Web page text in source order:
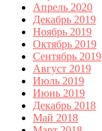
Апрель 2020
Декабрь 2019
Ноябрь 2019
Октябрь 2019
Сентябрь 2019
Август 2019
Июль 2019
Июнь 2019
Декабрь 2018
Май 2018